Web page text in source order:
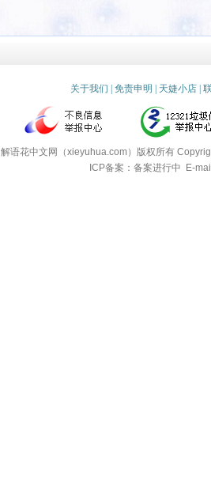
关于我们 免责申明 天婕小店
解语花中文网（xieyuhua.com）版权所有
ICP备案：备案进行中
E-